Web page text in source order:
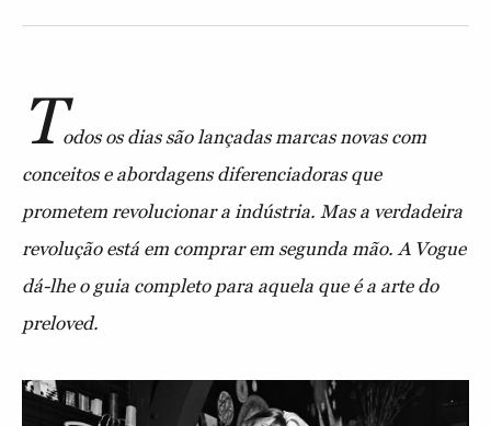
Todos os dias são lançadas marcas novas com
conceitos e abordagens diferenciadoras que
prometem revolucionar a indústria. Mas a verdadeira
revolução está em comprar em segunda mão. A Vogue
dá-lhe o guia completo para aquela que é a arte do
preloved.